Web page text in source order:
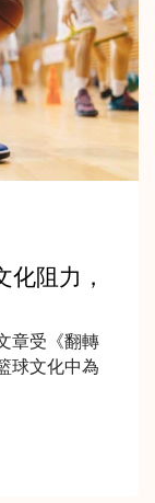
化阻力，
章受《翻轉
球文化中為